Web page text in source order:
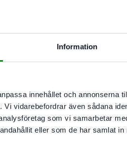
Information
innehållet och annonserna
vidarebefordrar även sådana
som vi samarbetar
eller som de har samlat
Sparar
Utsugsset
Breddare